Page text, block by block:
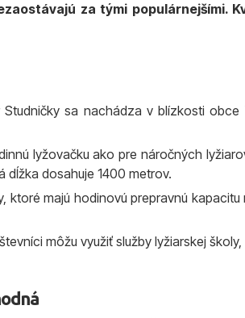
za tými populárnejšími.
Studničky sa nachádza v blízkosti
lyžovačku ako pre náročných
dosahuje 1400 metrov.
ktoré majú hodinovú prepravnú
môžu využiť služby lyžiarskej